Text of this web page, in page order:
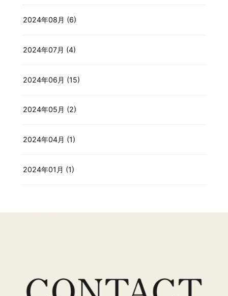
2024年08月 (6)
2024年07月 (4)
2024年06月 (15)
2024年05月 (2)
2024年04月 (1)
2024年01月 (1)